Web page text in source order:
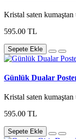
Kristal saten
595.00 TL
Sepete Ekle
Günlük Dualar
Kristal saten
595.00 TL
Sepete Ekle